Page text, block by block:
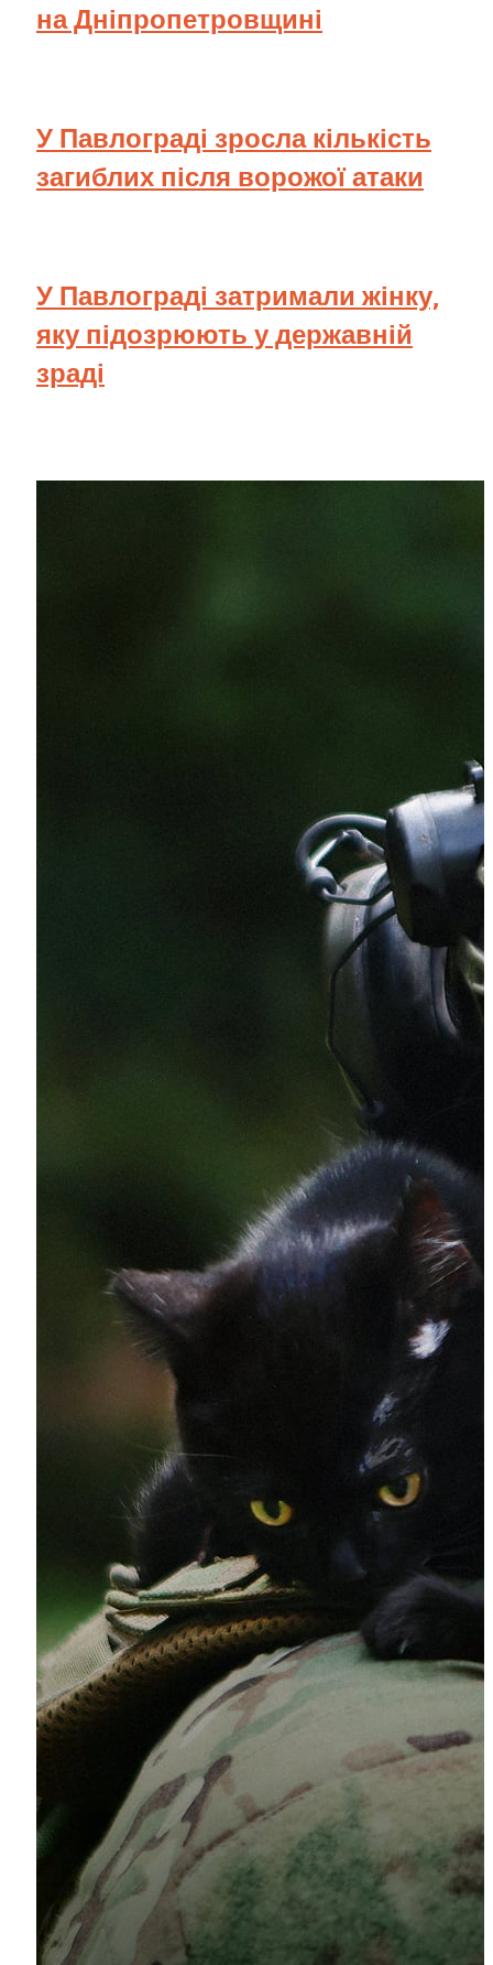
на Дніпропетровщині
У Павлограді зросла кількість
загиблих після ворожої атаки
У Павлограді затримали жінку,
яку підозрюють у державній
зраді